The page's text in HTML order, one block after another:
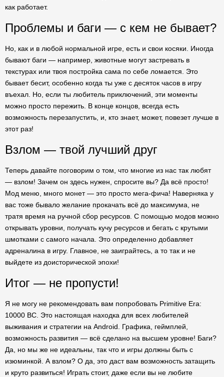
как работает.
Проблемы и баги — с кем не бывает?
Но, как и в любой нормальной игре, есть и свои косяки. Иногда
бывают баги — например, животные могут застревать в
текстурах или твоя постройка сама по себе ломается. Это
бывает бесит, особенно когда ты уже с десяток часов в игру
въехал. Но, если ты любитель приключений, эти моменты
можно просто пережить. В конце концов, всегда есть
возможность перезапустить, и, кто знает, может, повезет лучше в
этот раз!
Взлом — твой лучший друг
Теперь давайте поговорим о том, что многие из нас так любят
— взлом! Зачем он здесь нужен, спросите вы? Да всё просто!
Мод меню, много монет — это просто мега-фича! Наверняка у
вас тоже бывало желание прокачать всё до максимума, не
тратя время на ручной сбор ресурсов. С помощью модов можно
открывать уровни, получать кучу ресурсов и бегать с крутыми
шмотками с самого начала. Это определенно добавляет
адреналина в игру. Главное, не заиграйтесь, а то так и не
выйдете из доисторической эпохи!
Итог — не пропусти!
Я не могу не рекомендовать вам попробовать Primitive Era:
10000 BC. Это настоящая находка для всех любителей
выживания и стратегии на Android. Графика, геймплей,
возможность развития — всё сделано на высшем уровне! Баги?
Да, но мы же не идеальны, так что и игры должны быть с
изюминкой. А взлом? О да, это даст вам возможность затащить
и круто развиться! Играть стоит, даже если вы не любите